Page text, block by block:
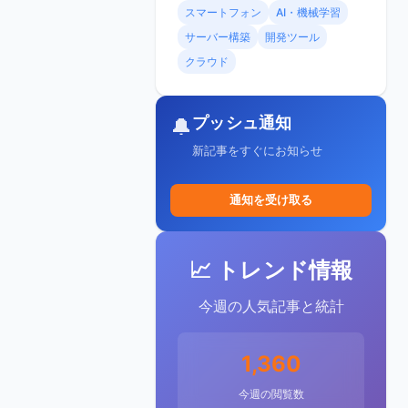
スマートフォン
AI・機械学習
サーバー構築
開発ツール
クラウド
🔔プッシュ通知
新記事をすぐにお知らせ
通知を受け取る
📈 トレンド情報
今週の人気記事と統計
1,360
今週の閲覧数